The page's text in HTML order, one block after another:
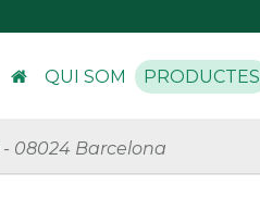
QUI SOM PRODUCTES
- 08024 Barcelona